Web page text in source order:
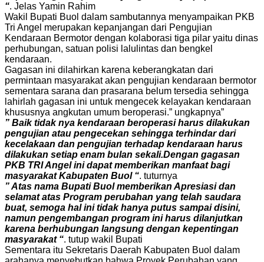
“. Jelas Yamin Rahim
Wakil Bupati Buol dalam sambutannya menyampaikan PKB
Tri Angel merupakan kepanjangan dari Pengujian
Kendaraan Bermotor dengan kolaborasi tiga pilar yaitu dinas
perhubungan, satuan polisi lalulintas dan bengkel
kendaraan.
Gagasan ini dilahirkan karena keberangkatan dari
permintaan masyarakat akan pengujian kendaraan bermotor
sementara sarana dan prasarana belum tersedia sehingga
lahirlah gagasan ini untuk mengecek kelayakan kendaraan
khususnya angkutan umum beroperasi.” ungkapnya”
” Baik tidak nya kendaraan beroperasi harus dilakukan
pengujian atau pengecekan sehingga terhindar dari
kecelakaan dan pengujian terhadap kendaraan harus
dilakukan setiap enam bulan sekali.Dengan gagasan
PKB TRI Angel ini dapat memberikan manfaat bagi
masyarakat Kabupaten Buol “. tuturnya
” Atas nama Bupati Buol memberikan Apresiasi dan
selamat atas Program perubahan yang telah saudara
buat, semoga hal ini tidak hanya putus sampai disini,
namun pengembangan program ini harus dilanjutkan
karena berhubungan langsung dengan kepentingan
masyarakat “. tutup wakil Bupati
Sementara itu Sekretaris Daerah Kabupaten Buol dalam